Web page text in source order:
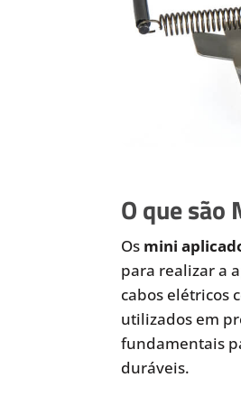
O que
Os mini
para realizar a
cabos elétricos
utilizados em
fundamentais
duráveis.